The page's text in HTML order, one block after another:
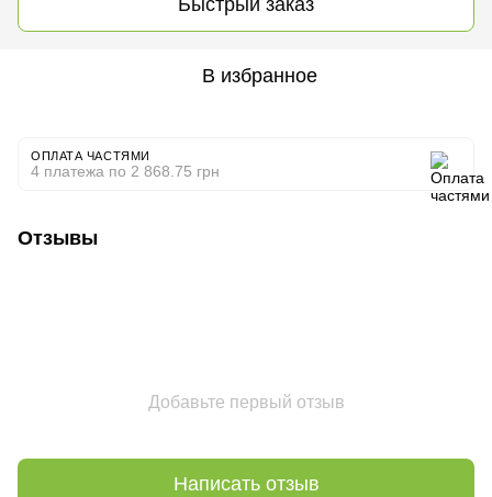
Быстрый заказ
В избранное
ОПЛАТА ЧАСТЯМИ
4 платежа по 2 868.75 грн
Отзывы
Добавьте первый отзыв
Написать отзыв